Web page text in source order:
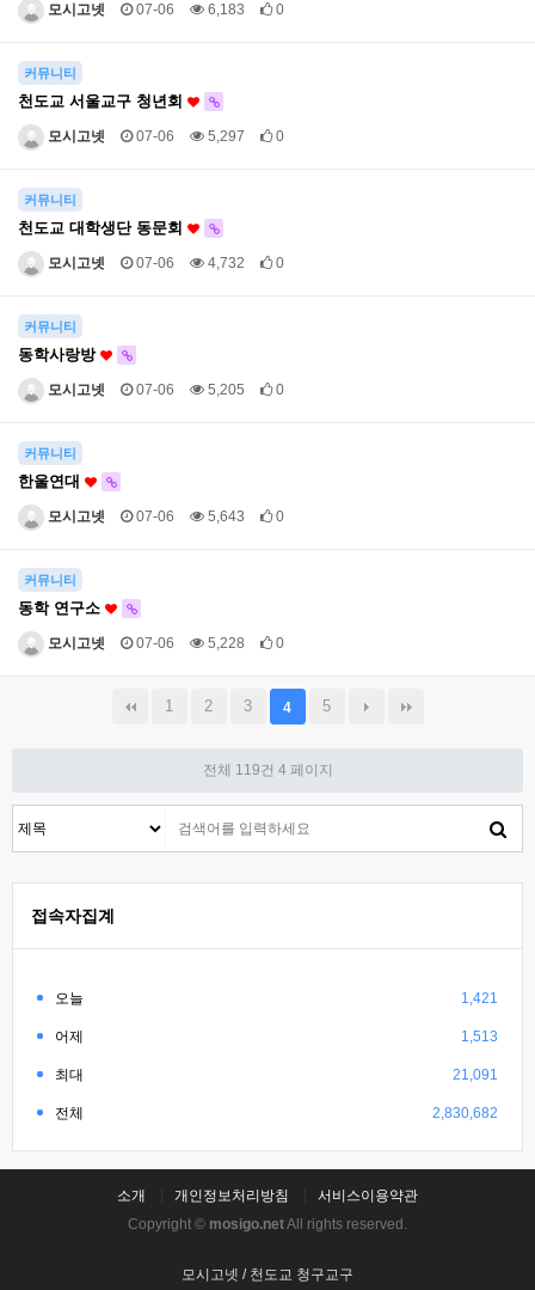
모시고넷 07-06 6,183 0
커뮤니티
천도교 서울교구 청년회
모시고넷 07-06 5,297 0
커뮤니티
천도교 대학생단 동문회
모시고넷 07-06 4,732 0
커뮤니티
동학사랑방
모시고넷 07-06 5,205 0
커뮤니티
한울연대
모시고넷 07-06 5,643 0
커뮤니티
동학 연구소
모시고넷 07-06 5,228 0
1 2 3 4 5
전체 119건 4 페이지
접속자집계
오늘 1,421
어제 1,513
최대 21,091
전체 2,830,682
소개 개인정보처리방침
서비스이용약관
Copyright © mosigo.netAll rights reserved.
모시고넷 / 천도교 청구교구